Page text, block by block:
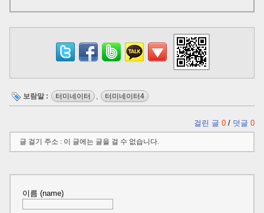
보람말 : 터미네이터 , 터미네이터4
걸린 글 0 / 덧글 0
글 걸기 주소 : 이 글에는 글을 걸 수 없습니다.
이름 (name)